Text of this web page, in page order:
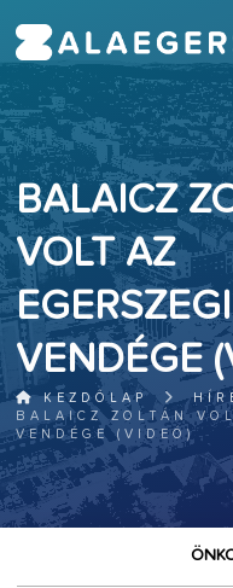
BALAICZ
VOLT AZ
VENDÉGE
KEZDŐLAP
BALAICZ ZOLTÁN
VENDÉGE (VIDEÓ)